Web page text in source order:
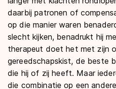
daarbij patronen of
op die manier waren
slecht kijken, benadrukt hij
therapeut doet het met zijn
gereedschapskist, de beste
die hij of zij heeft. Maar
die combinatie op een